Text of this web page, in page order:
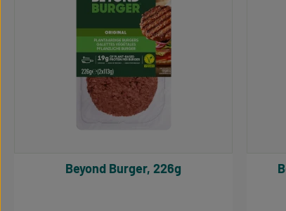
Beyond Burger, 226g